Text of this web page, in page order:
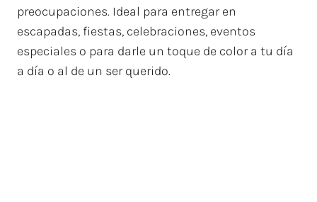
preocupaciones. Ideal para entregar en
escapadas, fiestas, celebraciones, eventos
especiales o para darle un toque de color a tu día
a día o al de un ser querido.